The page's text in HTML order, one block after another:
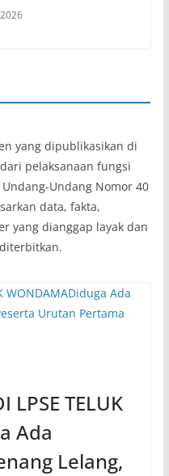
yang dipublikasikan di
pelaksanaan fungsi
Undang Nomor 40
data, fakta,
yang dianggap layak dan
LPSE TELUK
Ada
Lelang,